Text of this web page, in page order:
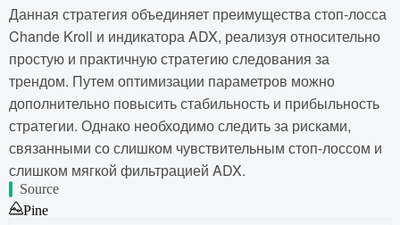
Данная стратегия объединяет преимущества стоп-лосса
Chande Kroll и индикатора ADX, реализуя относительно
простую и практичную стратегию следования за
трендом. Путем оптимизации параметров можно
дополнительно повысить стабильность и прибыльность
стратегии. Однако необходимо следить за рисками,
связанными со слишком чувствительным стоп-лоссом и
слишком мягкой фильтрацией ADX.
Source
Pine